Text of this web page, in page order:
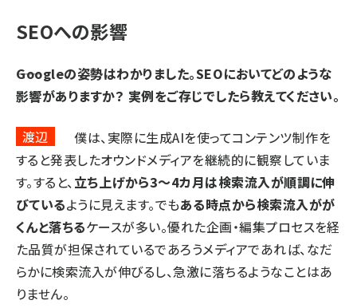
SEOへの影響
――Googleの姿勢はわかりました。SEOにおいてどのような
影響がありますか？ 実例をご存じでしたら教えてください。
渡辺
僕は、実際に生成AIを使ってコンテンツ制作を
すると発表したオウンドメディアを継続的に観察していま
す。すると、 立ち上げから3～4カ月は検索流入が順調に伸
びているように見えます。でもある時点から検索流入がが
くんと落ちるケースが多い。優れた企画・編集プロセスを経
た品質が担保されているであろうメディアであれば、なだ
らかに検索流入が伸びるし、急激に落ちるようなことはあ
りません。